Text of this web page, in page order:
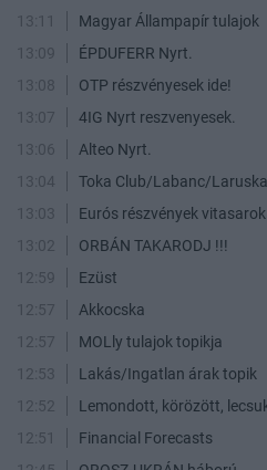
13:11
Magyar Állampapír tulajok
13:09
ÉPDUFERR Nyrt.
13:08
OTP részvényesek ide!
13:07
4IG Nyrt reszvenyesek.
13:06
Alteo Nyrt.
13:04
13:03
Eurós részvények vitasarok
13:02
ORBÁN TAKARODJ !!!
12:59
Ezüst
12:57
Akkocska
12:57
MOLly tulajok topikja
12:53
Lakás/Ingatlan árak topik
12:52
12:51
Financial Forecasts